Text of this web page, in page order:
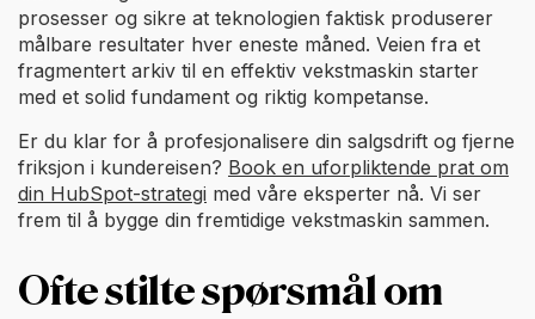
prosesser og sikre at teknologien faktisk produserer
målbare resultater hver eneste måned. Veien fra et
fragmentert arkiv til en effektiv vekstmaskin starter
med et solid fundament og riktig kompetanse.
Er du klar for å profesjonalisere din salgsdrift og fjerne
friksjon i kundereisen? Book en uforpliktende prat om
din HubSpot-strategi med våre eksperter nå. Vi ser
frem til å bygge din fremtidige vekstmaskin sammen.
Ofte stilte spørsmål om